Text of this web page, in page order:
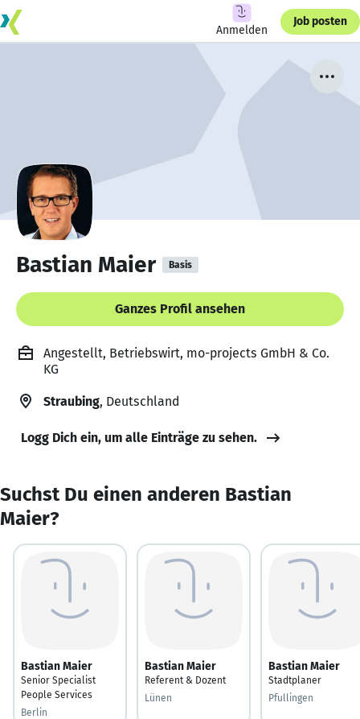
Anmelden
Job posten
Bastian Maier Basis
Ganzes Profil ansehen
Angestellt, Betriebswirt, mo-projects GmbH & Co.
KG
Straubing, Deutschland
Logg Dich ein, um alle Einträge zu sehen.
Suchst Du einen anderen Bastian
Maier?
Bastian Maier
Senior Specialist
People Services
Berlin
Bastian Maier
Referent & Dozent
Lünen
Bastian Maier
Stadtplaner
Pfullingen